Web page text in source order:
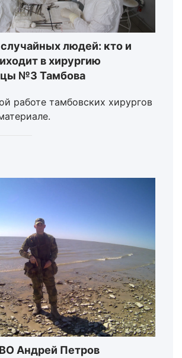
людей: кто и
в хирургию
№3 Тамбова
работе тамбовских хирургов
Андрей Петров